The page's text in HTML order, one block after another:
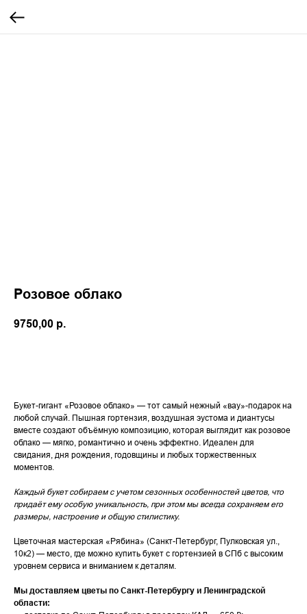
Розовое облако
9750,00 р.
Букет-гигант «Розовое облако» — тот самый нежный «вау»-подарок на
любой случай. Пышная гортензия, воздушная эустома и диантусы
вместе создают объёмную композицию, которая выглядит как розовое
облако — мягко, романтично и очень эффектно. Идеален для
свидания, дня рождения, годовщины и любых торжественных
моментов.
Каждый букет собираем с учетом сезонных особенностей цветов, что
придаёт ему особую уникальность, при этом мы всегда сохраняем его
размеры, настроение и общую стилистику.
Цветочная мастерская «Рябина» (Санкт-Петербург, Пулковская ул.,
10к2) — место, где можно купить букет с гортензией в СПб с высоким
уровнем сервиса и вниманием к деталям.
Мы доставляем цветы по Санкт-Петербургу и Ленинградской
области: